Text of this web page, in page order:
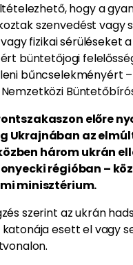
hogy a
szenvedést vagy
fizikai sérüléseket
büntetőjogi
bűncselekményért
előre
Ukrajnában az
három ukrán
régióban –
minisztérium.
szerint az ukrán
esett el vagy